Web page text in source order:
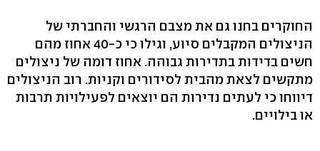
החוקרים בחנו גם את מצבם הרגשי והחברתי של
הניצולים המקבלים סיוע, וגילו כי כ-40 אחוז מהם
חשים בדידות בתדירות גבוהה. אחוז דומה של ניצולים
מתקשים לצאת מהבית לסידורים וקניות. רוב הניצולים
דיווחו כי לעתים נדירות הם יוצאים לפעילויות תרבות
או בילויים.